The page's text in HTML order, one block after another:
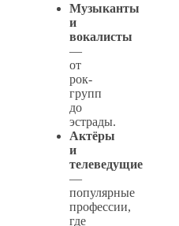
Музыканты
и
вокалисты
—
от
рок-
групп
до
эстрады.
Актёры
и
телеведущие
—
популярные
профессии,
где